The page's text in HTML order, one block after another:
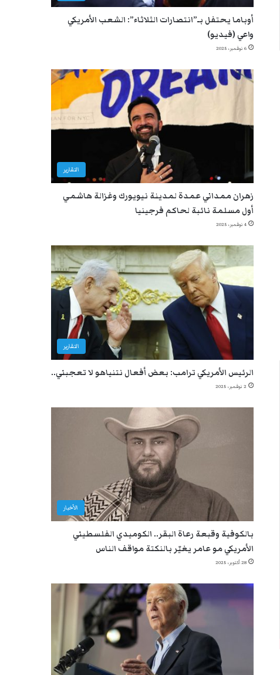
أوباما يحتفل بـ”انتصارات الثلاثاء”: الشعب الأمريكي
واعي (فيديو)
6 نوفمبر، 2025
التقارير
زهران ممداني عمدة لمدينة نيويورك وغزالة هاشمي
أول مسلمة نائبة لحاكم فرجينيا
4 نوفمبر، 2025
التقارير
الرئيس الأمريكي ترامب: بعض أفعال نتنياهو لا تعجبني..
2 نوفمبر، 2025
الأخبار
بالكوفية وقبعة رعاة البقر.. الكوميدي الفلسطيني
الأمريكي مو عامر يغيّر بالنكتة مواقف الناس
28 أكتوبر، 2025